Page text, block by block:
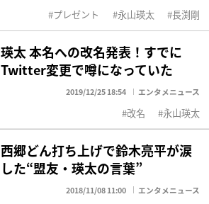
プレゼント 永山瑛太 長渕剛
瑛太 本名への改名発表！すでに
Twitter変更で噂になっていた
2019/12/25 18:54 エンタメニュース
改名 永山瑛太
西郷どん打ち上げで鈴木亮平が涙
した“盟友・瑛太の言葉”
2018/11/08 11:00 エンタメニュース